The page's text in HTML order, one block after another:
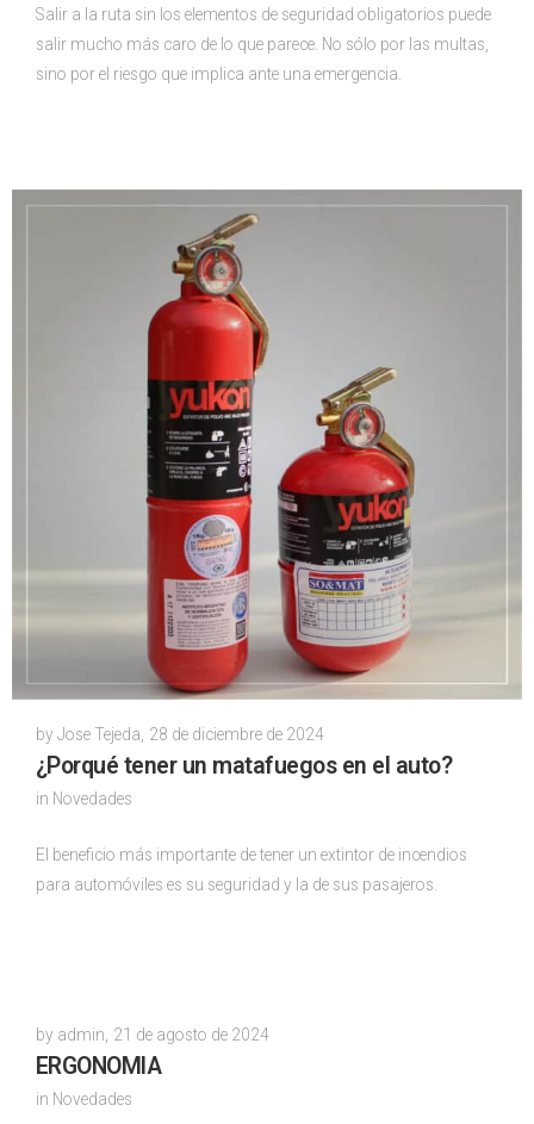
Salir a la ruta sin los elementos de seguridad obligatorios puede
salir mucho más caro de lo que parece. No sólo por las multas,
sino por el riesgo que implica ante una emergencia.
by Jose Tejeda, 28 de diciembre de 2024
¿Porqué tener un matafuegos en el auto?
in Novedades
El beneficio más importante de tener un extintor de incendios
para automóviles es su seguridad y la de sus pasajeros.
by admin, 21 de agosto de 2024
ERGONOMIA
in Novedades